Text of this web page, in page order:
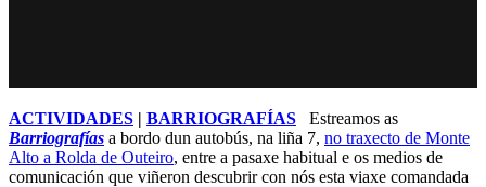
ACTIVIDADES | BARRIOGRAFÍAS Estreamos as
Barriografías a bordo dun autobús, na liña 7, no traxecto de Monte
Alto a Rolda de Outeiro, entre a pasaxe habitual e os medios de
comunicación que viñeron descubrir con nós esta viaxe comandada